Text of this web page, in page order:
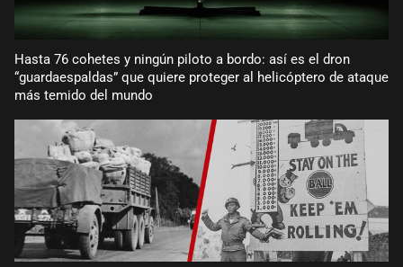
Hasta 76 cohetes y ningún piloto a bordo: así es el dron
“guardaespaldas” que quiere proteger al helicóptero de ataque
más temido del mundo